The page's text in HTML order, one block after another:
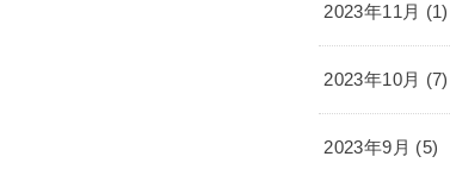
2023年11月 (1)
2023年10月 (7)
2023年9月 (5)